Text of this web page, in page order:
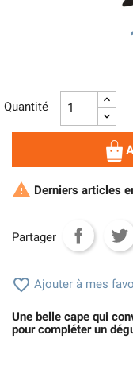
Quantité
 Derniers articles
Partager
 Ajouter à mes
Une belle cape qui
pour compléter un